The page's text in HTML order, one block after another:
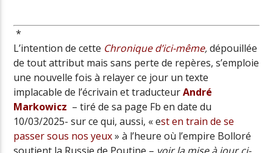
*
L’intention de cette Chronique d’ici-même,dépouillée
de tout attribut mais sans perte de repères, s’emploie
une nouvelle fois à relayer ce jour un texte
implacable de l’écrivain et traducteurAndré
Markowicz – tiré de sa page Fb en date du
10/03/2025- sur ce qui, aussi, « est en train de se
passer sous nos yeux» à l’heure où l’empire Bolloré